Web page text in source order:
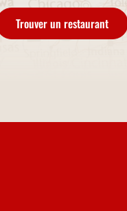
Trouver un restaurant